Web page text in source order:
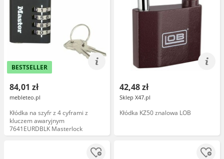
BESTSELLER
84,01 zł
mebleteo.pl
Kłódka na szyfr z 4 cyframi z
kluczem awaryjnym
7641EURDBLK Masterlock
42,48 zł
Sklep X47.pl
Kłódka KZ50 znalowa LOB